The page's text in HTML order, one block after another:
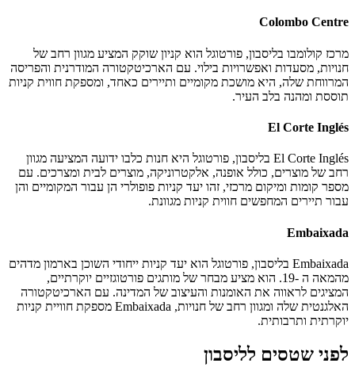
Colombo Centre
מרכז קולומבו בליסבון, פורטוגל הוא קניון שוקק המציע מגוון רחב של
חנויות, מסעדות ואפשרויות בילוי. עם הארכיטקטורה המודרנית והפריסה
המרווחת שלה, היא מושכת מקומיים ותיירים כאחד, ומספקת חווית קניות
תוססת ומהנה בלב העיר.
El Corte Inglés
El Corte Inglés בליסבון, פורטוגל היא חנות כלבו ידועה המציעה מגוון
רחב של מוצרים, כולל אופנה, אלקטרוניקה, מוצרים לבית ומצרכים. עם
מספר קומות ומיקום מרכזי, זהו יעד קניות פופולרי הן עבור המקומיים והן
עבור תיירים המחפשים חווית קניות מגוונת.
Embaixada
Embaixada בליסבון, פורטוגל הוא יעד קניות ייחודי השוכן בארמון מדהים
מהמאה ה -19. הוא מציע מבחר של מותגים פורטוגזיים יוקרתיים,
המציגים לראווה את האומנות והעיצוב של המדינה. עם הארכיטקטורה
האלגנטית שלה ומגוון רחב של חנויות, Embaixada מספקת חוויית קניות
יוקרתית ותרבותית.
לפני שטסים לליסבון